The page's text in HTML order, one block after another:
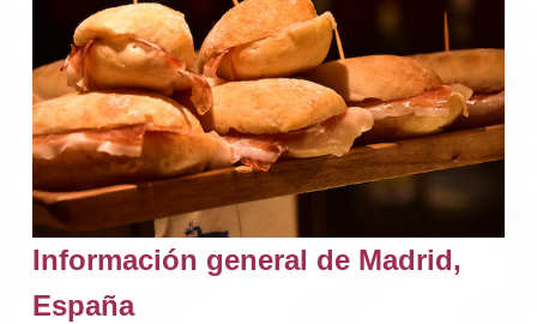
Información general de Madrid, ​​
España